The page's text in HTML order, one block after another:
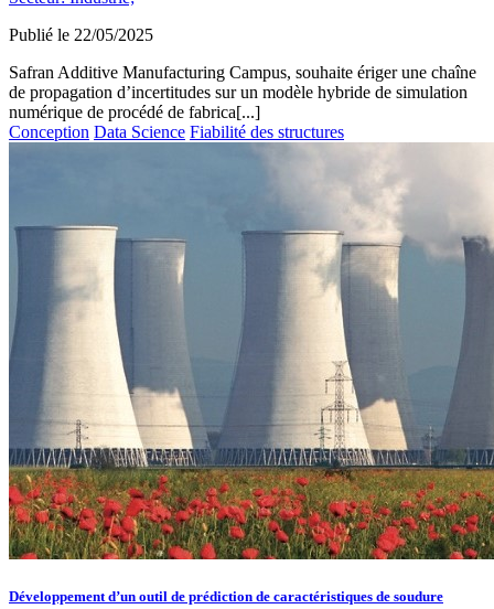
Publié le 22/05/2025
Safran Additive Manufacturing Campus, souhaite ériger une chaîne
de propagation d’incertitudes sur un modèle hybride de simulation
numérique de procédé de fabrica[...]
Conception Data Science Fiabilité des structures
Développement d’un outil de prédiction de caractéristiques de soudure